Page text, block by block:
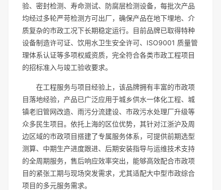
验、密封检测、寿命测试、防腐层检测设备，每批次产品
均经过多轮严苛检测方可出厂，确保产品在地下埋地、介
质复杂的市政工况下长期稳定运行。目前品牌已取得特种
设备制造许可证、饮用水卫生安全许可、ISO9001 质量管
理体系认证等多项权威资质，完全符合各类市政工程项目
的招标准入与竣工验收要求。
在工程服务与项目经验上，该品牌拥有丰富的市政项
目落地经验，产品已广泛应用于城乡供水一体化工程、城
镇老旧管网改造、雨污分流建设、市政污水处理厂升级等
众多民生项目。依托上海的区位优势，其针对江浙沪及周
边区域的市政项目搭建了专属服务体系，可提供前期选型
测算、中期生产进度跟进、后期安装指导与运维技术支持
的全周期服务，售后响应效率突出，能够高效配合市政项
目的紧张工期与现场突发需求，尤其适配大中型市政综合
项目的多元服务需求。